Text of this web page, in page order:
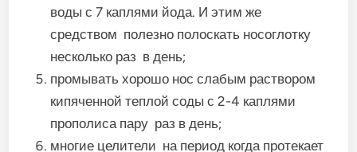
воды с 7 каплями йода. И этим же
средством полезно полоскать носоглотку
несколько раз в день;
промывать хорошо нос слабым раствором
кипяченной теплой соды с 2-4 каплями
прополиса пару раз в день;
многие целители на период когда протекает